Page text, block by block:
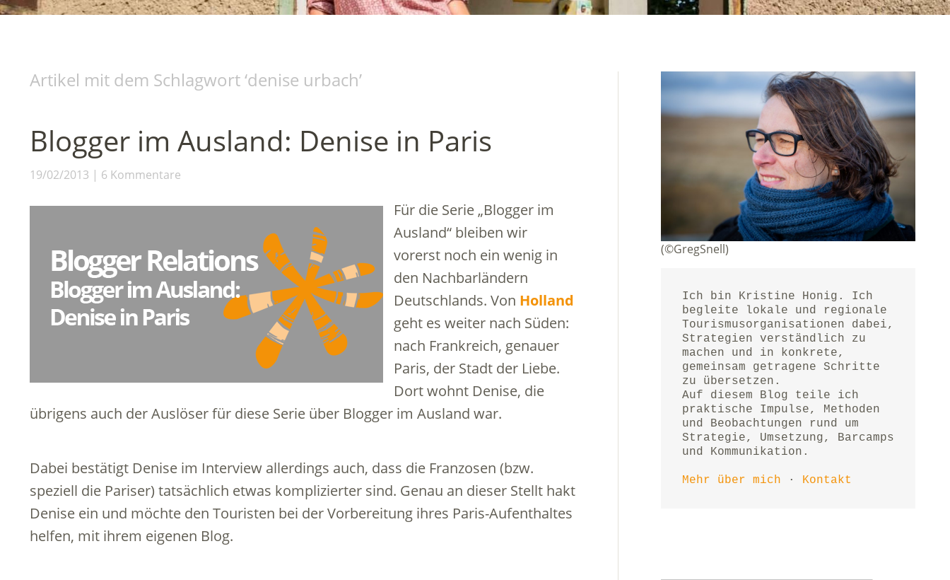
Artikel mit dem Schlagwort ‘denise urbach’
Blogger im Ausland: Denise in Paris
19/02/2013 6 Kommentare
Für die Serie „Blogger im
Ausland“ bleiben wir
vorerst noch ein wenig in
den Nachbarländern
Deutschlands. Von Holland
geht es weiter nach Süden:
nach Frankreich, genauer
Paris, der Stadt der Liebe.
Dort wohnt Denise, die
übrigens auch der Auslöser für diese Serie über Blogger im Ausland war.
Dabei bestätigt Denise im Interview allerdings auch, dass die Franzosen (bzw.
speziell die Pariser) tatsächlich etwas komplizierter sind. Genau an dieser Stellt hakt
Denise ein und möchte den Touristen bei der Vorbereitung ihres Paris-Aufenthaltes
helfen, mit ihrem eigenen Blog.
(©GregSnell)
Ich bin Kristine Honig. Ich
begleite lokale und regionale
Tourismusorganisationen dabei,
Strategien verständlich zu
machen und in konkrete,
gemeinsam getragene Schritte
zu übersetzen.
Auf diesem Blog teile ich
praktische Impulse, Methoden
und Beobachtungen rund um
Strategie, Umsetzung, Barcamps
und Kommunikation.
Mehr über mich · Kontakt